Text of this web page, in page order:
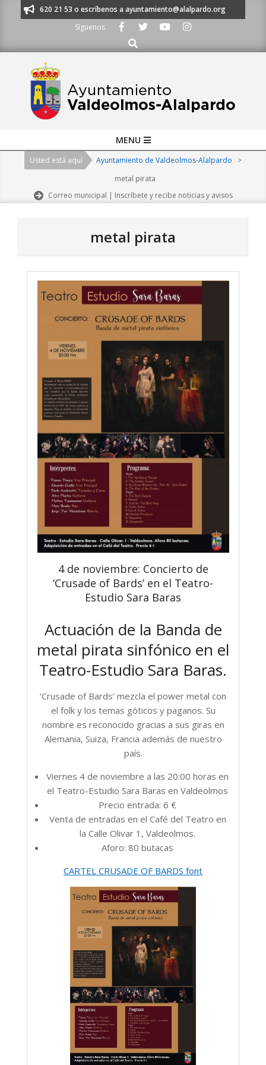
al 91 620 21 53 o escríbenos a ayuntamiento@alalpardo.org
Síguenos
Buscar
Navigation
MENU
Usted está aquí Ayuntamiento de Valdeolmos-Alalpardo
>
metal pirata
Correo municipal | Inscríbete y recibe noticias y avisos
metal pirata
4 de noviembre: Concierto de
‘Crusade of Bards’ en el Teatro-
Estudio Sara Baras
Actuación de la Banda de
metal pirata sinfónico en el
Teatro-Estudio Sara Baras.
‘Crusade of Bards’ mezcla el power metal con
el folk y los temas góticos y paganos. Su
nombre es reconocido gracias a sus giras en
Alemania, Suiza, Francia además de nuestro
país.
Viernes 4 de noviembre a las 20:00 horas en
el Teatro-Estudio Sara Baras en Valdeolmos
Precio entrada: 6 €
Venta de entradas en el Café del Teatro en
la Calle Olivar 1, Valdeolmos.
Aforo: 80 butacas
CARTEL CRUSADE OF BARDS font